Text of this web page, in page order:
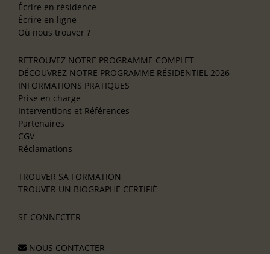
Écrire en résidence
Écrire en ligne
Où nous trouver ?
RETROUVEZ NOTRE PROGRAMME COMPLET
DÉCOUVREZ NOTRE PROGRAMME RÉSIDENTIEL 2026
INFORMATIONS PRATIQUES
Prise en charge
Interventions et Références
Partenaires
CGV
Réclamations
TROUVER SA FORMATION
TROUVER UN BIOGRAPHE CERTIFIÉ
SE CONNECTER
NOUS CONTACTER